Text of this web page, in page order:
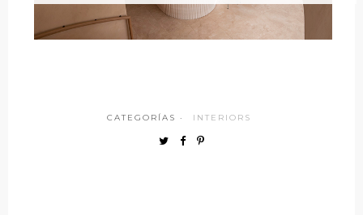
CATEGORÍAS · INTERIORS